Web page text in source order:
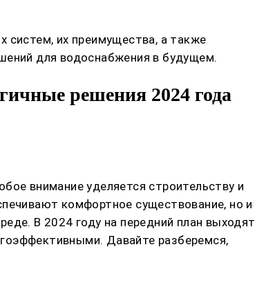
систем, их преимущества, а также
для водоснабжения в будущем.
решения 2024 года
внимание уделяется строительству и
комфортное существование, но и
В 2024 году на передний план выходят
Давайте разберемся,